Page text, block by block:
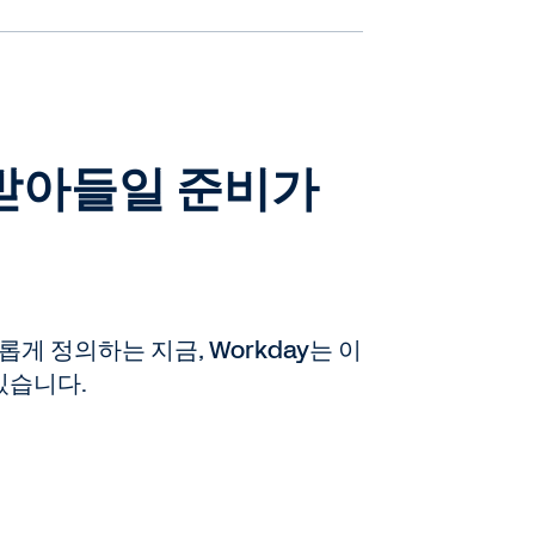
아들일 준비가
게 정의하는 지금, Workday는 이
습니다.